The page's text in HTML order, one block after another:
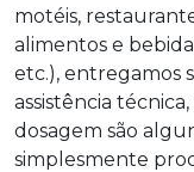
motéis,
alimentos e
etc.), entregamos
assistência
dosagem são
simplesmente